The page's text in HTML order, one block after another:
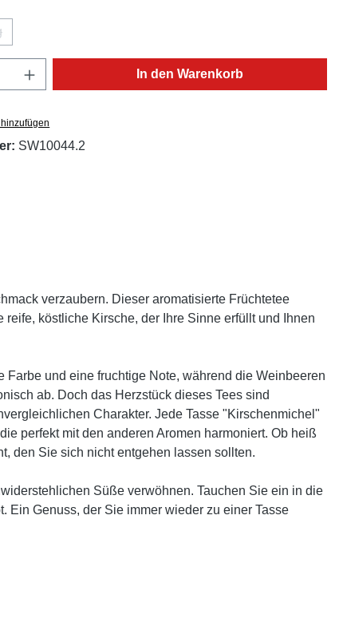
Option ist zurzeit nicht verfügbar.)
Gib den gewünschten Wert ein
In den Warenkorb
SW10044.2
verzaubern. Dieser aromatisierte Früchtetee
köstliche Kirsche, der Ihre Sinne erfüllt und Ihnen
und eine fruchtige Note, während die Weinbeeren
ab. Doch das Herzstück dieses Tees sind
Charakter. Jede Tasse "Kirschenmichel"
perfekt mit den anderen Aromen harmoniert. Ob heiß
den Sie sich nicht entgehen lassen sollten.
Süße verwöhnen. Tauchen Sie ein in die
Ein Genuss, der Sie immer wieder zu einer Tasse